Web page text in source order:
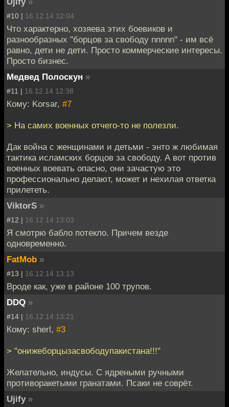
#10 | 16.12.14 12:04
Что характерно, хозяева этих боевиков и
разнообразных "борцов за свободу nnnnn" - им всё
равно, дети не дети. Просто коммерческие интересы.
Просто бизнес.
Медвед Полоскун »
#11 | 16.12.14 12:38
Кому: Korsar, #7
> На самих военных отчего-то не полезли.
Дак война с женщинами и детьми - энто ж любимая
тактика исламских борцов за свободу. А вот против
военных воевать опасно, они зачастую это
профессионально делают, может и нехилая ответка
прилететь.
ViktorS »
#12 | 16.12.14 13:03
Я смотрю бабло потекло. Причем везде
одновременно.
FatMob »
#13 | 16.12.14 13:13
Вроде как, уже в районе 100 трупов.
DDQ »
#14 | 16.12.14 13:21
Кому: sherl, #3
> "онижеборцызасвободупакистана!!!"
Желательно, индусы. С ядреными ручными
противоракетыми гранатами. Псаки не соврёт.
Ujify »